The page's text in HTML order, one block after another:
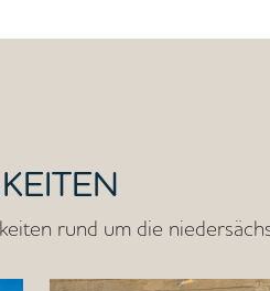
rund um die